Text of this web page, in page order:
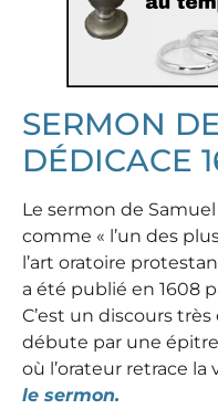
SERMON
DÉDICACE
Le sermon de
comme « l’un des
l’art oratoire
a été publié en 1608
C’est un discours
débute par une
où l’orateur retrace
le sermon.